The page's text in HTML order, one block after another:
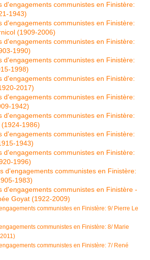
d'engagements communistes en Finistère:
1943)
d'engagements communistes en Finistère:
(1909-2006)
d'engagements communistes en Finistère:
1990)
d'engagements communistes en Finistère:
1998)
d'engagements communistes en Finistère:
2017)
d'engagements communistes en Finistère:
1942)
d'engagements communistes en Finistère:
1986)
d'engagements communistes en Finistère:
1943)
d'engagements communistes en Finistère:
1996)
d'engagements communistes en Finistère:
1983)
d'engagements communistes en Finistère -
Goyat (1922-2009)
communistes en Finistère: 9/ Pierre Le
communistes en Finistère: 8/ Marie
communistes en Finistère: 7/ René